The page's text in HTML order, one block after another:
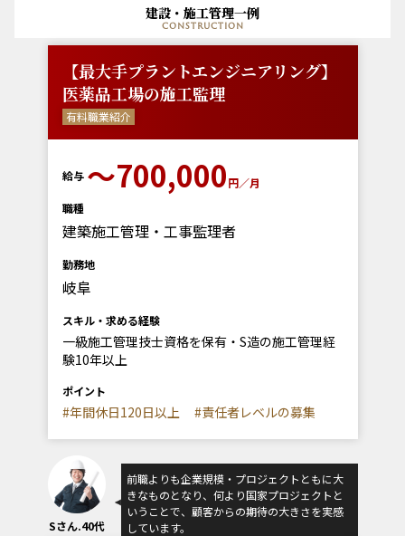
建設・施工管理一例
construction
【最大手プラントエンジニアリング】
医薬品工場の施工監理
有料職業紹介
給与 〜700,000円／月
職種
建築施工管理・工事監理者
勤務地
岐阜
スキル・求める経験
一級施工管理技士資格を保有・S造の施工管理経
験10年以上
ポイント
#年間休日120日以上 #責任者レベルの募集
Sさん.40代
前職よりも企業規模・プロジェクトともに大
きなものとなり、何より国家プロジェクトと
いうことで、顧客からの期待の大きさを実感
しています。